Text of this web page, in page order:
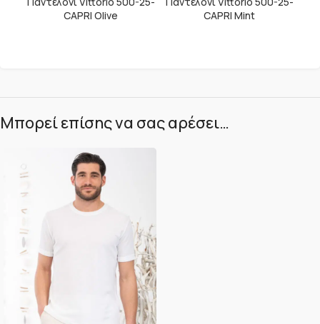
CAPRI Olive
CAPRI Mint
Μπορεί επίσης να σας αρέσει…